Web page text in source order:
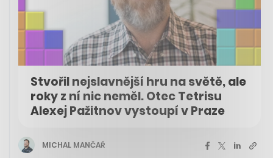
Stvořil nejslavnější hru na světě, ale
roky z ní nic neměl. Otec Tetrisu
Alexej Pažitnov vystoupí v Praze
MICHAL MANČAŘ